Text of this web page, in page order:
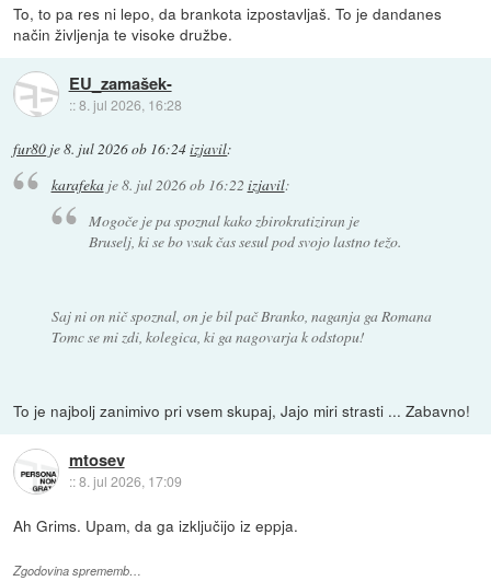
To, to pa res ni lepo, da brankota izpostavljaš. To je dandanes
način življenja te visoke družbe.
EU_zamašek-
::8. jul 2026, 16:28
fur80 je8. jul 2026 ob 16:24izjavil:
karafekaje8. jul 2026 ob 16:22 izjavil:
Mogoče je pa spoznal kako zbirokratiziran je
Bruselj, ki se bo vsak čas sesul pod svojo lastno težo.
Saj ni on nič spoznal, on je bil pač Branko, naganja ga Romana
Tomc se mi zdi, kolegica, ki ga nagovarja k odstopu!
To je najbolj zanimivo pri vsem skupaj, Jajo miri strasti ... Zabavno!
mtosev
::8. jul 2026, 17:09
Ah Grims. Upam, da ga izključijo iz eppja.
Zgodovina sprememb…